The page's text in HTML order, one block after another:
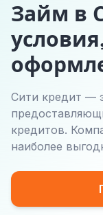
Займ в
Сити кредит —
кредитов.
наиболее